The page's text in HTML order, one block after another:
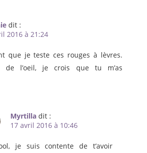
dit :
2016 à 21:24
que je teste ces rouges à lèvres.
l’oeil, je crois que tu m’as
Myrtilla dit :
17 avril 2016 à 10:46
je suis contente de t’avoir